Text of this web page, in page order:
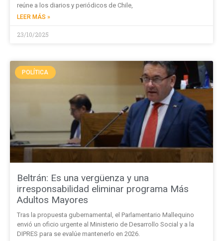
reúne a los diarios y periódicos de Chile,
LEER MÁS »
23/10/2025
POLÍTICA
Beltrán: Es una vergüenza y una
irresponsabilidad eliminar programa Más
Adultos Mayores
Tras la propuesta gubernamental, el Parlamentario Mallequino
envió un oficio urgente al Ministerio de Desarrollo Social y a la
DIPRES para se evalúe mantenerlo en 2026.